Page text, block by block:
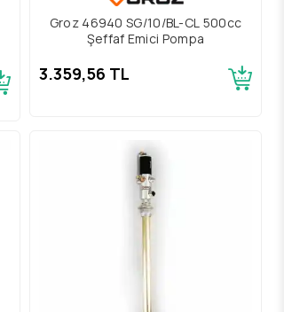
Groz 46940 SG/10/BL-CL 500cc
Şeffaf Emici Pompa
3.359,56 TL